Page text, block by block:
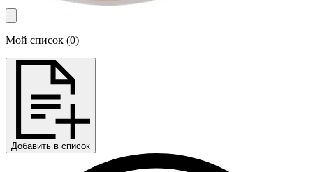
Мой список (0)
Добавить в список